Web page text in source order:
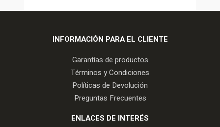
INFORMACIÓN PARA EL CLIENTE
Garantías de productos
Términos y Condiciones
Políticas de Devolución
Preguntas Frecuentes
ENLACES DE INTERÉS